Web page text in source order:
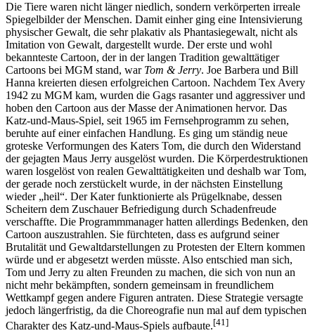
Die Tiere waren nicht länger niedlich, sondern verkörperten irreale
Spiegelbilder der Menschen. Damit einher ging eine Intensivierung
physischer Gewalt, die sehr plakativ als Phantasiegewalt, nicht als
Imitation von Gewalt, dargestellt wurde. Der erste und wohl
bekannteste Cartoon, der in der langen Tradition gewalttätiger
Cartoons bei MGM stand, war Tom & Jerry. Joe Barbera und Bill
Hanna kreierten diesen erfolgreichen Cartoon. Nachdem Tex Avery
1942 zu MGM kam, wurden die Gags rasanter und aggressiver und
hoben den Cartoon aus der Masse der Animationen hervor. Das
Katz-und-Maus-Spiel, seit 1965 im Fernsehprogramm zu sehen,
beruhte auf einer einfachen Handlung. Es ging um ständig neue
groteske Verformungen des Katers Tom, die durch den Widerstand
der gejagten Maus Jerry ausgelöst wurden. Die Körperdestruktionen
waren losgelöst von realen Gewalttätigkeiten und deshalb war Tom,
der gerade noch zerstückelt wurde, in der nächsten Einstellung
wieder „heil“. Der Kater funktionierte als Prügelknabe, dessen
Scheitern dem Zuschauer Befriedigung durch Schadenfreude
verschaffte. Die Programmmanager hatten allerdings Bedenken, den
Cartoon auszustrahlen. Sie fürchteten, dass es aufgrund seiner
Brutalität und Gewaltdarstellungen zu Protesten der Eltern kommen
würde und er abgesetzt werden müsste. Also entschied man sich,
Tom und Jerry zu alten Freunden zu machen, die sich von nun an
nicht mehr bekämpften, sondern gemeinsam in freundlichem
Wettkampf gegen andere Figuren antraten. Diese Strategie versagte
jedoch längerfristig, da die Choreografie nun mal auf dem typischen
Charakter des Katz-und-Maus-Spiels aufbaute.[41]